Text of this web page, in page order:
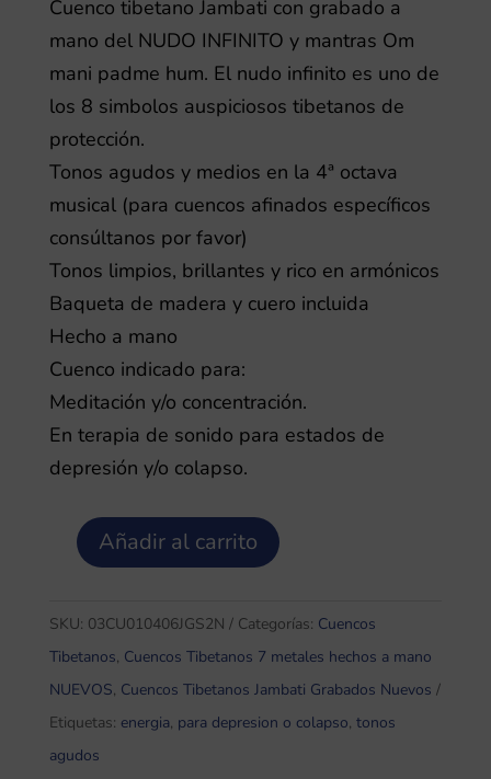
original
era:
126,00 €.
actual
es:
108,50 €.
Cuenco tibetano Jambati con grabado a
mano del NUDO INFINITO y mantras Om
mani padme hum. El nudo infinito es uno de
los 8 simbolos auspiciosos tibetanos de
protección.
Tonos agudos y medios en la 4ª octava
musical (para cuencos afinados específicos
consúltanos por favor)
Tonos limpios, brillantes y rico en armónicos
Baqueta de madera y cuero incluida
Hecho a mano
Cuenco indicado para:
Meditación y/o concentración.
En terapia de sonido para estados de
depresión y/o colapso.
Jambati
0,7
Cuenco
Tibetano
7
Metales
Añadir al carrito
SKU: 03CU010406JGS2N Categorías: Cuencos
Tibetanos, Cuencos Tibetanos 7 metales hechos a mano
NUEVOS, Cuencos Tibetanos Jambati Grabados Nuevos
Etiquetas: energia, para depresion o colapso, tonos
agudos